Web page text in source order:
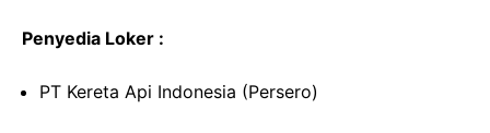
Penyedia Loker :
PT Kereta Api Indonesia (Persero)